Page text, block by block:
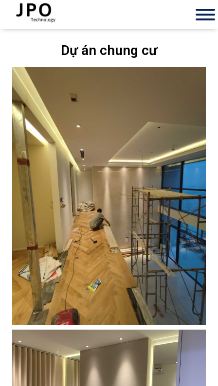
Dự án chung cư